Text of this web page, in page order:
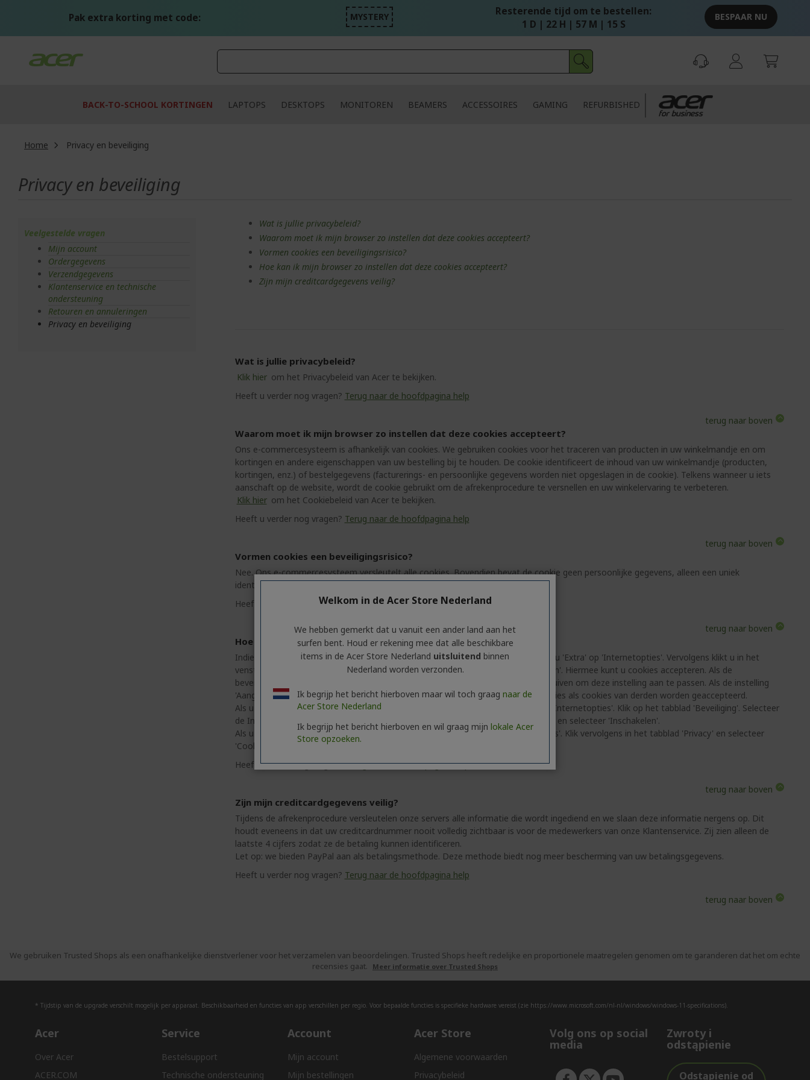
Pak extra korting met code: MYSTERY
Resterende tijd om te bestellen:
1 D | 22 H | 57 M | 14 S
BESPAAR NU
BACK-TO-SCHOOL KORTINGEN LAPTOPS DESKTOPS MONITOREN BEAMERS ACCESSOIRES GAMING REFURBISHED
Home Privacy en beveiliging
Privacy en beveiliging
Veelgestelde vragen
Mijn account
Ordergegevens
Verzendgegevens
Klantenservice en technische
ondersteuning
Retouren en annuleringen
Privacy en beveiliging
Wat is jullie privacybeleid?
Waarom moet ik mijn browser zo instellen dat deze cookies accepteert?
Vormen cookies een beveiligingsrisico?
Hoe kan ik mijn browser zo instellen dat deze cookies accepteert?
Zijn mijn creditcardgegevens veilig?
Wat is jullie privacybeleid?
Klik hier om het Privacybeleid van Acer te bekijken.
Heeft u verder nog vragen? Terug naar de hoofdpagina help
terug naar boven
Waarom moet ik mijn browser zo instellen dat deze cookies accepteert?
Ons e-commercesysteem is afhankelijk van cookies. We gebruiken cookies voor het traceren van producten in uw winkelmandje en om
kortingen en andere eigenschappen van uw bestelling bij te houden. De cookie identificeert de inhoud van uw winkelmandje (producten,
kortingen, enz.) of bestelgegevens (facturerings- en persoonlijke gegevens worden niet opgeslagen in de cookie). Telkens wanneer u iets
aanschaft op de website, wordt de cookie gebruikt om de afrekenprocedure te versnellen en uw winkelervaring te verbeteren.
Klik hier om het Cookiebeleid van Acer te bekijken.
Heeft u verder nog vragen? Terug naar de hoofdpagina help
terug naar boven
Vormen cookies een beveiligingsrisico?
Nee. Ons e-commercesysteem versleutelt alle cookies. Bovendien bevat de cookie geen persoonlijke gegevens, alleen een uniek
identificatienummer waarmee ons systeem uw browser herkent.
Heeft u verder nog vragen?Terug naar de hoofdpagina help
terug naar boven
Hoe kan ik mijn browser zo instellen dat deze cookies accepteert?
Indien u Microsoft® Internet® Explorer® 6.0 of hoger gebruikt, klikt u in het menu 'Extra' op 'Internetopties'. Vervolgens klikt u in het
venster 'Internetopties' op het tabblad 'Privacy'. De standaardinstelling is 'Medium'. Hiermee kunt u cookies accepteren. Als de
beveiligingsinstelling niet is ingesteld op 'Medium' kunt u de schuifregelaar verschuiven om deze instelling aan te passen. Als de instelling
'Aangepast' is, klikt u op de knop 'Geavanceerd' en stelt u in dat zowel eigen cookies als cookies van derden worden geaccepteerd.
Als u Microsoft® Internet® Explorer® 5.x gebruikt, klikt u in het menu 'Extra' op 'Internetopties'. Klik op het tabblad 'Beveiliging'. Selecteer
de Internetzone en klik op 'Aangepast niveau'. Blader naar de opties voor cookies en selecteer 'Inschakelen'.
Als u Mozilla® Firefox® 2.0 of hoger gebruikt, klikt u in het menu 'Extra' op 'Opties'. Klik vervolgens in het tabblad 'Privacy' en selecteer
'Cookies van websites accepteren'.
Heeft u verder nog vragen?Terug naar de hoofdpagina help
terug naar boven
Zijn mijn creditcardgegevens veilig?
Tijdens de afrekenprocedure versleutelen onze servers alle informatie die wordt ingediend en we slaan deze informatie nergens op. Dit
houdt eveneens in dat uw creditcardnummer nooit volledig zichtbaar is voor de medewerkers van onze Klantenservice. Zij zien alleen de
laatste 4 cijfers zodat ze de betaling kunnen identificeren.
Let op: we bieden PayPal aan als betalingsmethode. Deze methode biedt nog meer bescherming van uw betalingsgegevens.
Heeft u verder nog vragen? Terug naar de hoofdpagina help
terug naar boven
We gebruiken Trusted Shops als een onafhankelijke dienstverlener voor het verzamelen van beoordelingen. Trusted Shops heeft redelijke en proportionele maatregelen genomen om te garanderen dat het om echte
recensies gaat.
Meer informatie over Trusted Shops
* Tijdstip van de upgrade verschilt mogelijk per apparaat. Beschikbaarheid en functies van app verschillen per regio. Voor bepaalde functies is specifieke hardware vereist (zie https://www.microsoft.com/nl-nl/windows/windows-11-specifications).
Acer
Over Acer
ACER.COM
Service
Bestelsupport
Technische ondersteuning
Account
Mijn account
Mijn bestellingen
Acer Store
Algemene voorwaarden
Privacybeleid
Volg ons op social
media
Zwroty i
odstąpienie
Odstąpienie od
Welkom in de Acer Store Nederland
We hebben gemerkt dat u vanuit een ander land aan het
surfen bent. Houd er rekening mee dat alle beschikbare
items in de Acer Store Nederland uitsluitend binnen
Nederland worden verzonden.
Ik begrijp het bericht hierboven maar wil toch graag naar de
Acer Store Nederland
Ik begrijp het bericht hierboven en wil graag mijn lokale Acer
Store opzoeken.